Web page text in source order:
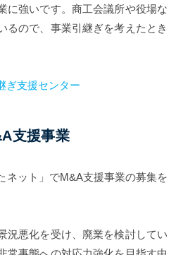
に強いです。商工会議所や役場な
るので、事業引継ぎを考えたとき
ぎ支援センター
支援事業
ネット」でM&A支援事業の募集を
況悪化を受け、廃業を検討してい